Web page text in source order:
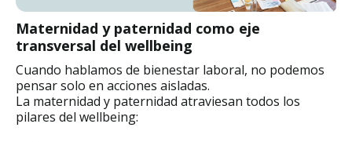
Maternidad y paternidad como eje
transversal del wellbeing
Cuando hablamos de bienestar laboral, no podemos
pensar solo en acciones aisladas.
La maternidad y paternidad atraviesan todos los
pilares del wellbeing: